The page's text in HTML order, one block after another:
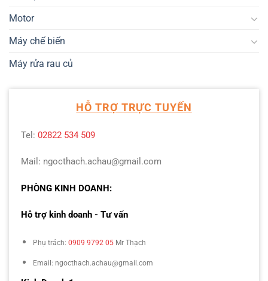
Motor
Máy chế biến
Máy rửa rau củ
HỖ TRỢ TRỰC TUYẾN
Tel: 02822 534 509
Mail: ngocthach.achau@gmail.com
PHÒNG KINH DOANH:
Hỗ trợ kinh doanh - Tư vấn
Phụ trách: 0909 9792 05 Mr Thạch
Email: ngocthach.achau@gmail.com